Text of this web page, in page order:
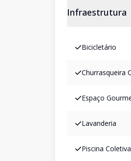
Infraestrutura
Bicicletário
Churrasqueira
Espaço
Lavanderia
Piscina Coletiva